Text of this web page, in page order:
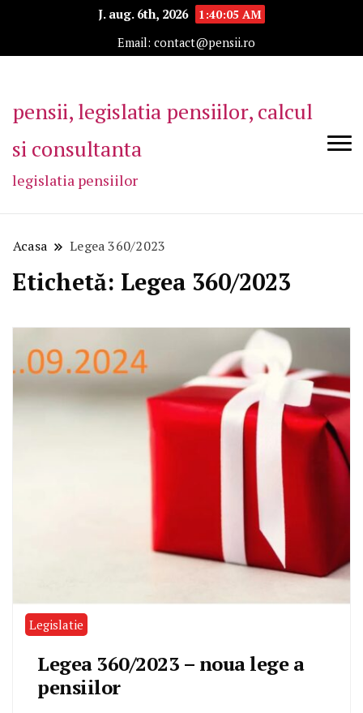
J. aug. 6th, 2026
1:40:05 AM
Email: contact@pensii.ro
pensii, legislatia pensiilor, calcul
si consultanta
legislatia pensiilor
Acasa Legea 360/2023
Etichetă: Legea 360/2023
Legislatie
Legea 360/2023 – noua lege a
pensiilor